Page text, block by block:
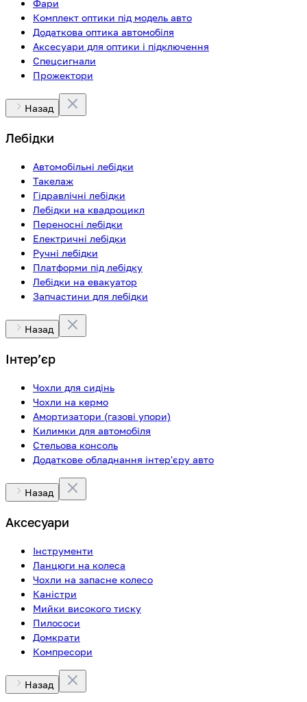
Фари
Комплект оптики під модель авто
Додаткова оптика автомобіля
Аксесуари для оптики і підключення
Спецсигнали
Прожектори
Назад
Лебідки
Автомобільні лебідки
Такелаж
Гідравлічні лебідки
Лебідки на квадроцикл
Переносні лебідки
Електричні лебідки
Ручні лебідки
Платформи під лебідку
Лебідки на евакуатор
Запчастини для лебідки
Назад
Інтерʼєр
Чохли для сидінь
Чохли на кермо
Амортизатори (газові упори)
Килимки для автомобіля
Стельова консоль
Додаткове обладнання інтер'єру авто
Назад
Аксесуари
Інструменти
Ланцюги на колеса
Чохли на запасне колесо
Каністри
Мийки високого тиску
Пилососи
Домкрати
Компресори
Назад